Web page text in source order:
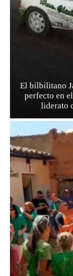
El bilbilitano
perfecto en
liderato